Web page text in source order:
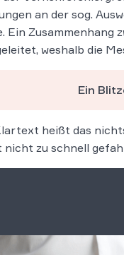
an der sog.
Ein Zusammenhang
weshalb die
Ein
heißt das
nicht zu schnell